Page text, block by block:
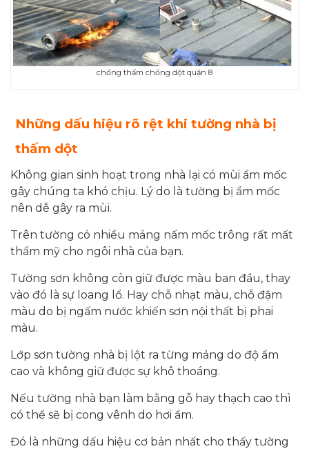
chống thấm chống dột quận 8
Những dấu hiệu rõ rệt khi tường nhà bị
thấm dột
Không gian sinh hoạt trong nhà lại có mùi ẩm mốc
gây chúng ta khó chịu. Lý do là tường bị ẩm mốc
nên dễ gây ra mùi.
Trên tường có nhiều mảng nấm mốc trông rất mất
thẩm mỹ cho ngôi nhà của bạn.
Tường sơn không còn giữ được màu ban đầu, thay
vào đó là sự loang lổ. Hay chỗ nhạt màu, chỗ đậm
màu do bị ngấm nước khiến sơn nội thất bị phai
màu.
Lớp sơn tường nhà bị lột ra từng mảng do độ ẩm
cao và không giữ được sự khô thoáng.
Nếu tường nhà bạn làm bằng gỗ hay thạch cao thì
có thể sẽ bị cong vênh do hơi ẩm.
Đó là những dấu hiệu cơ bản nhất cho thấy tường